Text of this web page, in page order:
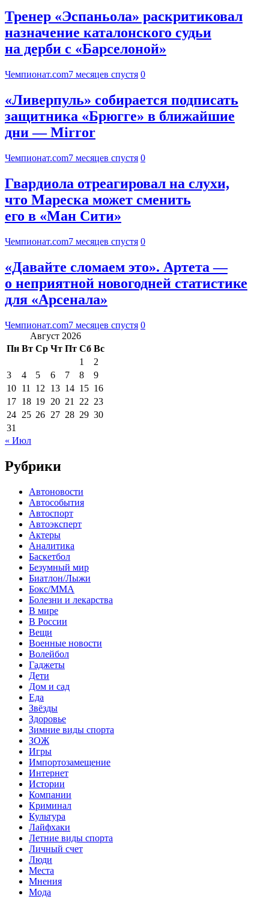
Тренер «Эспаньола» раскритиковал
назначение каталонского судьи
на дерби с «Барселоной»
Чемпионат.com7 месяцев спустя 0
«Ливерпуль» собирается подписать
защитника «Брюгге» в ближайшие
дни — Mirror
Чемпионат.com7 месяцев спустя 0
Гвардиола отреагировал на слухи,
что Мареска может сменить
его в «Ман Сити»
Чемпионат.com7 месяцев спустя 0
«Давайте сломаем это». Артета —
о неприятной новогодней статистике
для «Арсенала»
Чемпионат.com7 месяцев спустя 0
Август 2026
Пн Вт Ср Чт Пт Сб Вс
1
2
3
4 5 6 7 8
9
10 11 12 13 14 15 16
17 18 19 20 21 22 23
24 25 26 27 28 29 30
31
« Июл
Рубрики
Автоновости
Автособытия
Автоспорт
Автоэксперт
Актеры
Аналитика
Баскетбол
Безумный мир
Биатлон/Лыжи
Бокс/MMA
Болезни и лекарства
В мире
В России
Вещи
Военные новости
Волейбол
Гаджеты
Дети
Дом и сад
Еда
Звёзды
Здоровье
Зимние виды спорта
ЗОЖ
Игры
Импортозамещение
Интернет
Истории
Компании
Криминал
Культура
Лайфхаки
Летние виды спорта
Личный счет
Люди
Места
Мнения
Мода